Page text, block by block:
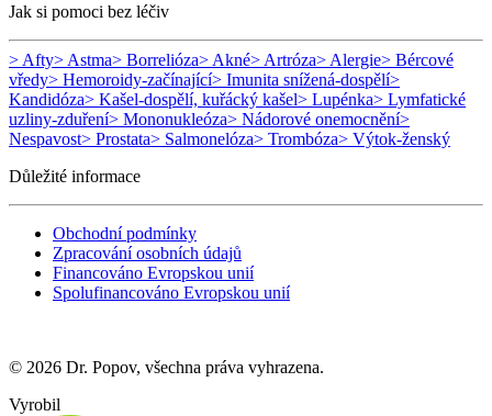
Jak si pomoci bez léčiv
> Afty> Astma> Borrelióza> Akné> Artróza> Alergie> Bércové
vředy> Hemoroidy-začínající> Imunita snížená-dospělí>
Kandidóza> Kašel-dospělí, kuřácký kašel> Lupénka> Lymfatické
uzliny-zduření> Mononukleóza> Nádorové onemocnění>
Nespavost> Prostata> Salmonelóza> Trombóza> Výtok-ženský
Důležité informace
Obchodní podmínky
Zpracování osobních údajů
Financováno Evropskou unií
Spolufinancováno Evropskou unií
© 2026 Dr. Popov, všechna práva vyhrazena.
Vyrobil